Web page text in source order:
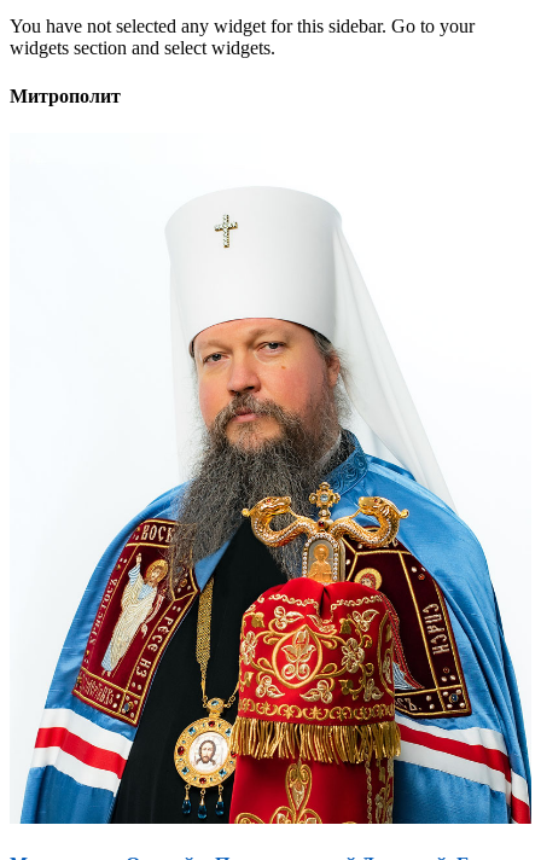
You have not selected any widget for this sidebar. Go to your
widgets section and select widgets.
Митрополит